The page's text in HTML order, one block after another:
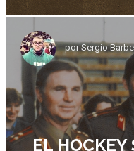
porSergio
EL HOCKEY